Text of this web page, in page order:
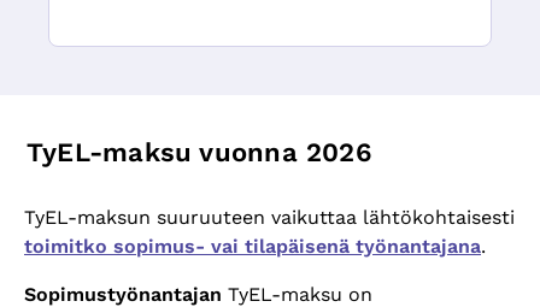
TyEL-maksu vuonna 2026
TyEL-maksun suuruuteen vaikuttaa lähtökohtaisesti
toimitko sopimus- vai tilapäisenä työnantajana.
Sopimustyönantajan TyEL-maksu on